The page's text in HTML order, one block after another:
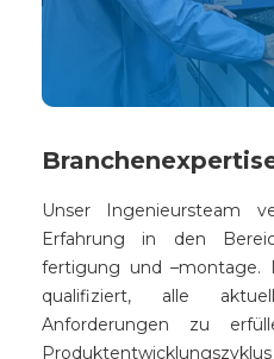
Unser Ingenieursteam
Erfahrung in den
fertigung und –montage.
qualifiziert, alle
Anforderungen zu